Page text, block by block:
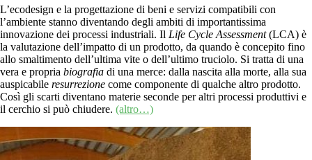
L’ecodesign e la progettazione di beni e servizi compatibili con
l’ambiente stanno diventando degli ambiti di importantissima
innovazione dei processi industriali. Il Life Cycle Assessment(LCA) è
la valutazione dell’impatto di un prodotto, da quando è concepito fino
allo smaltimento dell’ultima vite o dell’ultimo truciolo. Si tratta di una
vera e propria biografia di una merce: dalla nascita alla morte, alla sua
auspicabile resurrezione come componente di qualche altro prodotto.
Così gli scarti diventano materie seconde per altri processi produttivi e
il cerchio si può chiudere. (altro…)